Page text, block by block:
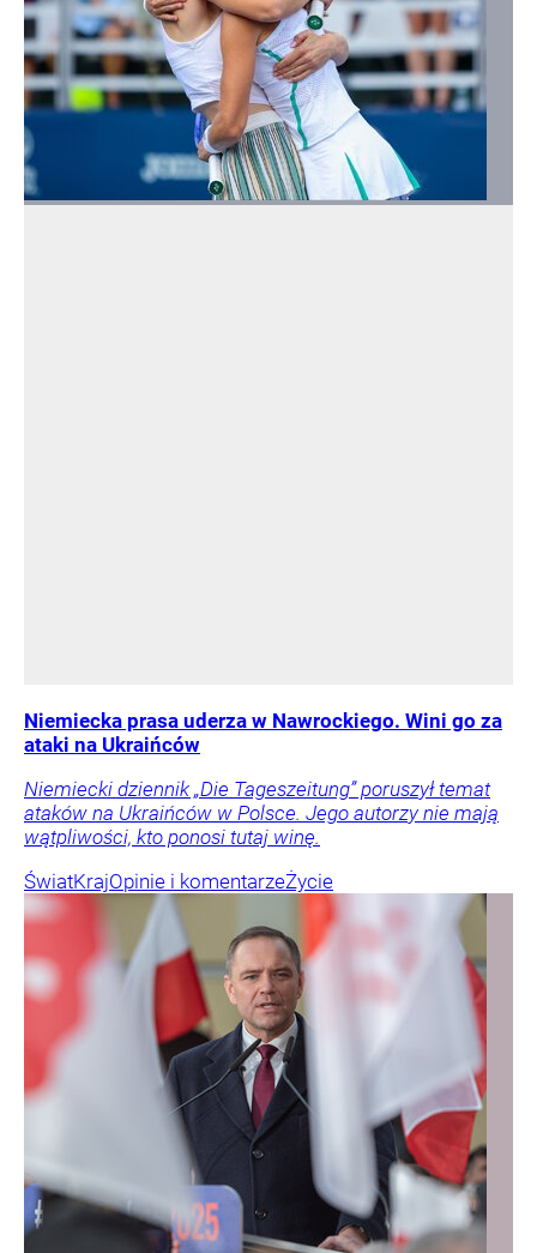
Niemiecka prasa uderza w Nawrockiego. Wini go za
ataki na Ukraińców
Niemiecki dziennik „Die Tageszeitung” poruszył temat
ataków na Ukraińców w Polsce. Jego autorzy nie mają
wątpliwości, kto ponosi tutaj winę.
ŚwiatKrajOpinie i komentarzeŻycie